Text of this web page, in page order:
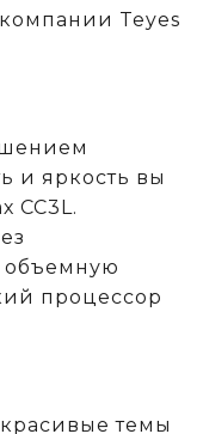
Teyes
и яркость вы
CC3L.
объемную
процессор
темы